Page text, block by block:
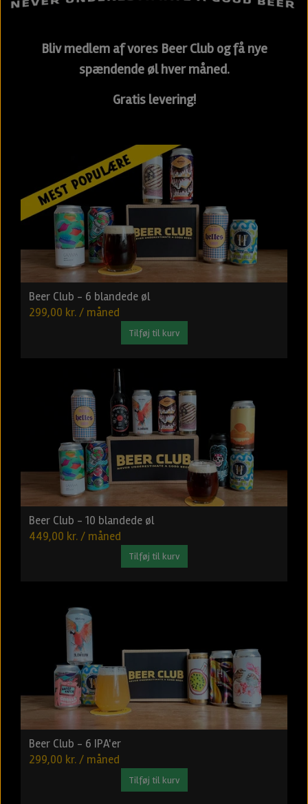
Bliv medlem af vores Beer Club og få nye
spændende øl hver måned.
Gratis levering!
Beer Club - 6 blandede øl
299,00 kr. / måned
Tilføj til kurv
Beer Club - 10 blandede øl
449,00 kr. / måned
Tilføj til kurv
Beer Club - 6 IPA'er
299,00 kr. / måned
Tilføj til kurv